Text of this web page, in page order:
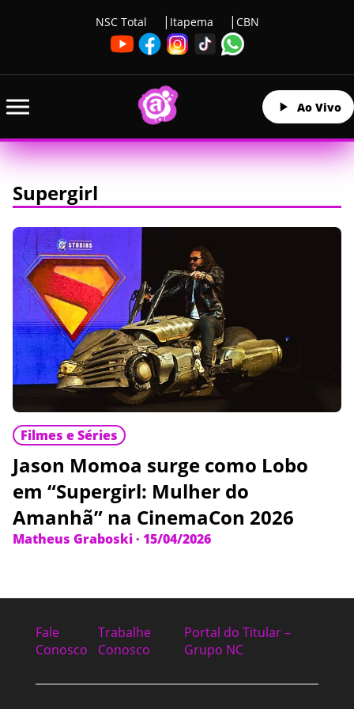
NSC Total Itapema CBN
Ao Vivo
Supergirl
Filmes e Séries
Jason Momoa surge como Lobo
em “Supergirl: Mulher do
Amanhã” na CinemaCon 2026
Matheus Graboski· 15/04/2026
Fale
Conosco
Trabalhe
Conosco
Portal do Titular –
Grupo NC